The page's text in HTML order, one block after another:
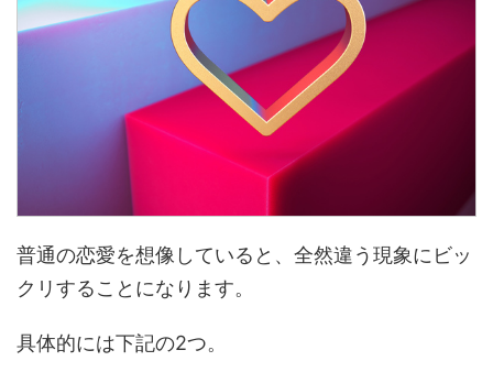
普通の恋愛を想像していると、全然違う現象にビッ
クリすることになります。
具体的には下記の2つ。